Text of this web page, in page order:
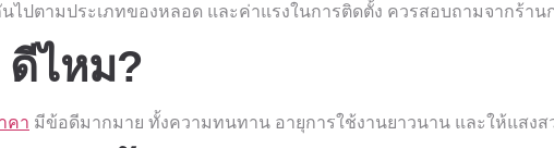
ไปตามประเภทของหลอด และค่าแรงในการติดตั้ง ควรสอบถามจากร้าน
ไหม?
คา มีข้อดีมากมาย ทั้งความทนทาน อายุการใช้งานยาวนาน และให้แสง